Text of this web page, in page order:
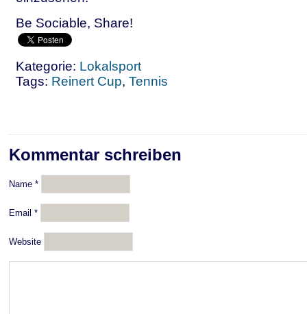
Be Sociable, Share!
Kategorie: Lokalsport
Tags: Reinert Cup, Tennis
Kommentar schreiben
Name *
Email *
Website